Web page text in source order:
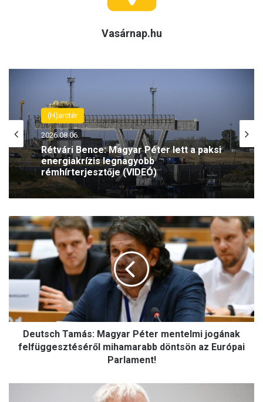
Vasárnap.hu
(H)arctér
2026.08.06.
Rétvári Bence: Magyar Péter lett a paksi
energiakrízis legnagyobb
rémhírterjesztője (VIDEÓ)
Deutsch
Tamás:
Magyar
Péter
mentelmi
felfüggesztéséről
mihamarabb
döntsön
Európai
Deutsch Tamás: Magyar Péter mentelmi jogának
felfüggesztéséről mihamarabb döntsön az Európai
Parlament!